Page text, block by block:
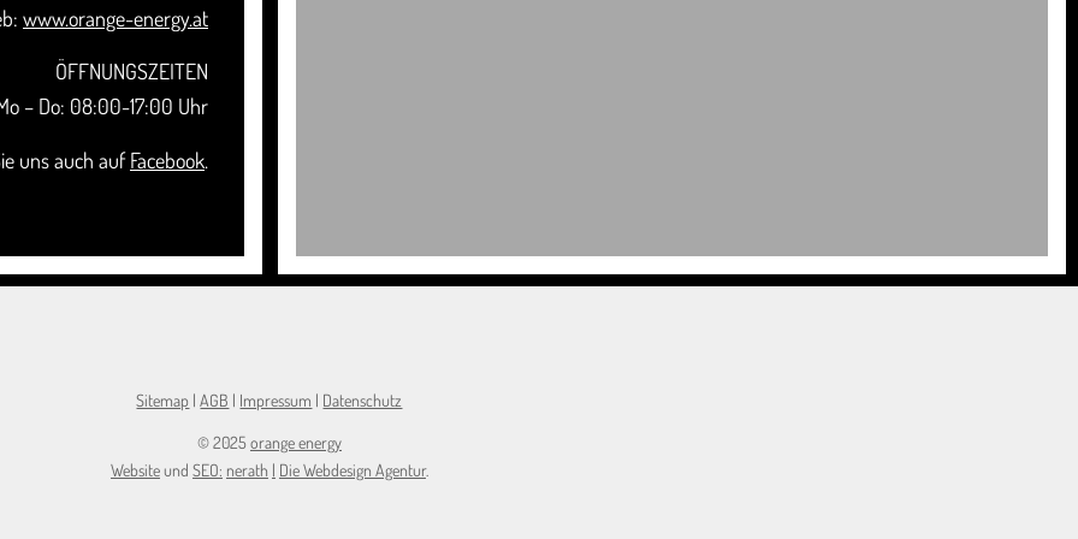
www.orange-energy.at
ÖFFNUNGSZEITEN
– Do: 08:00-17:00 Uhr
uns auch aufFacebook.
Sitemap |AGB | Impressum | Datenschutz
© 2025orange energy
Websiteund SEO: nerath | Die Webdesign Agentur.